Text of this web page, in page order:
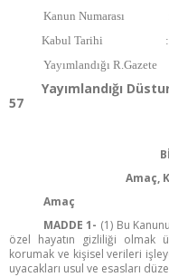
Sabit Yağlar
Aromaterapi Yağlar
Zeytinyağı
Aromaterapi Mumlar
Hidrosoller
Kanun Numarası :
Kabul Tarihi :
Yayımlandığı
57
Amaç,
Amaç
MADDE 1- (1) Bu
özel hayatın gizliliği olmak
korumak ve kişisel verileri
uyacakları usul ve esasları